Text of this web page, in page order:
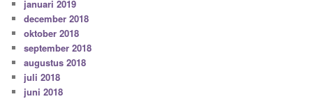
januari 2019
december 2018
oktober 2018
september 2018
augustus 2018
juli 2018
juni 2018